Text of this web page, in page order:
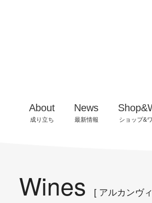
About
成り立ち
千曲川ワインアカデミー
アルカンヴィーニュ
News
最新情報
ワイングロワーズ情報
イベント情報ショップ&
ブドウか
できる
Wines [ アルカンヴ